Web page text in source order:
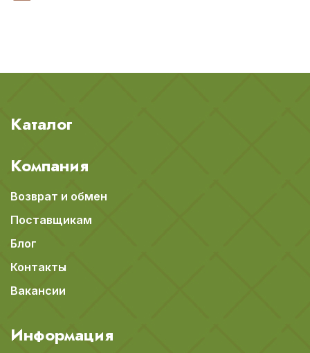
Каталог
Компания
Возврат и обмен
Поставщикам
Блог
Контакты
Вакансии
Информация